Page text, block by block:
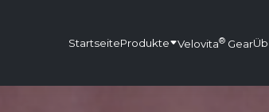
StartseiteProdukte Velovita® Gear